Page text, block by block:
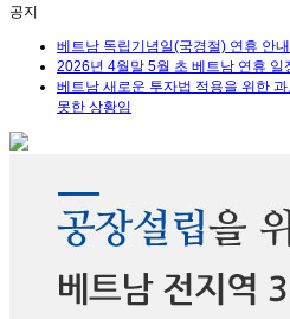
공지
베트남 독립기념일(국경절) 연휴 안
2026년 4월말 5월 초 베트남 연휴 일
베트남 새로운 투자법 적용을 위한
못한 상황임